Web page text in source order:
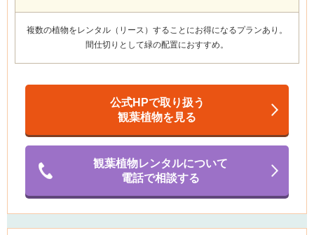
複数の植物をレンタル（リース）することにお得になるプランあり 。
間仕切りとして緑の配置におすすめ。
公式HPで取り扱う
観葉植物を見る
観葉植物レンタルについて
電話で相談する